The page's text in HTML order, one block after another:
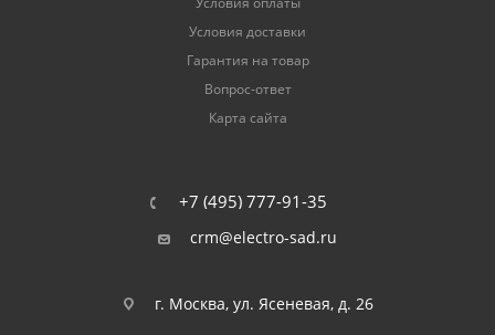
Условия доставки
Гарантия на товар
Вопрос-ответ
Карта сайта
+7 (495) 777-91-35
crm@electro-sad.ru
г. Москва, ул. Ясеневая, д. 26